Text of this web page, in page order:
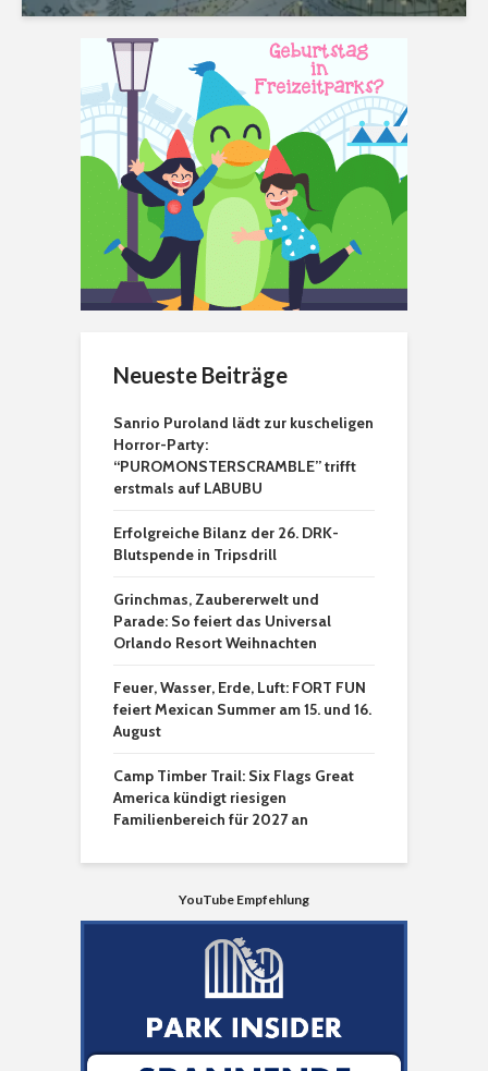
Neueste Beiträge
Sanrio Puroland lädt zur kuscheligen
Horror-Party:
“PUROMONSTERSCRAMBLE” trifft
erstmals auf LABUBU
Erfolgreiche Bilanz der 26. DRK-
Blutspende in Tripsdrill
Grinchmas, Zaubererwelt und
Parade: So feiert das Universal
Orlando Resort Weihnachten
Feuer, Wasser, Erde, Luft: FORT FUN
feiert Mexican Summer am 15. und 16.
August
Camp Timber Trail: Six Flags Great
America kündigt riesigen
Familienbereich für 2027 an
YouTube Empfehlung